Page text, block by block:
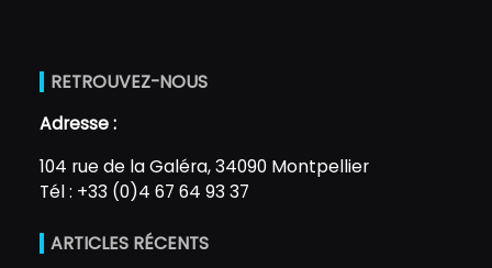
RETROUVEZ-NOUS
Adresse :
104 rue de la Galéra, 34090 Montpellier
Tél : +33 (0)4 67 64 93 37
ARTICLES RÉCENTS